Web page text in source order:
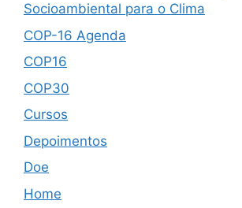
Socioambiental para o Clima
COP-16 Agenda
COP16
COP30
Cursos
Depoimentos
Doe
Home